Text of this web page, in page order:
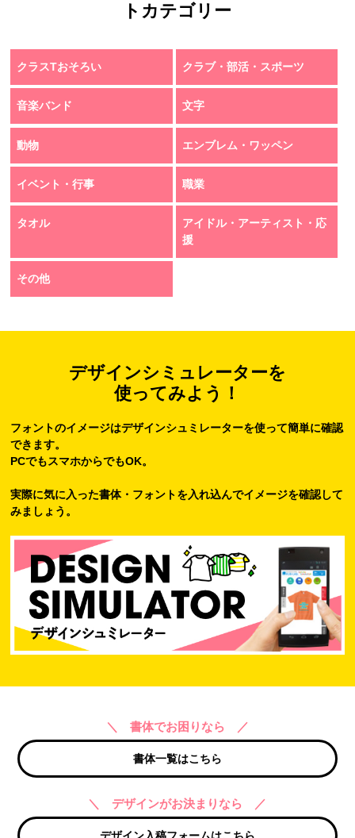
トカテゴリー
クラスTおそろい クラブ・部活・スポーツ
音楽バンド 文字
動物 エンブレム・ワッペン
イベント・行事 職業
タオル
アイドル・アーティスト・応
援
その他
デザインシミュレーターを
使ってみよう！
フォントのイメージはデザインシュミレーターを使って簡単に確認
できます。
PCでもスマホからでもOK。
実際に気に入った書体・フォントを入れ込んでイメージを確認して
みましょう。
＼ 書体でお困りなら ／
書体一覧はこちら
＼ デザインがお決まりなら ／
デザイン入稿フォームはこちら